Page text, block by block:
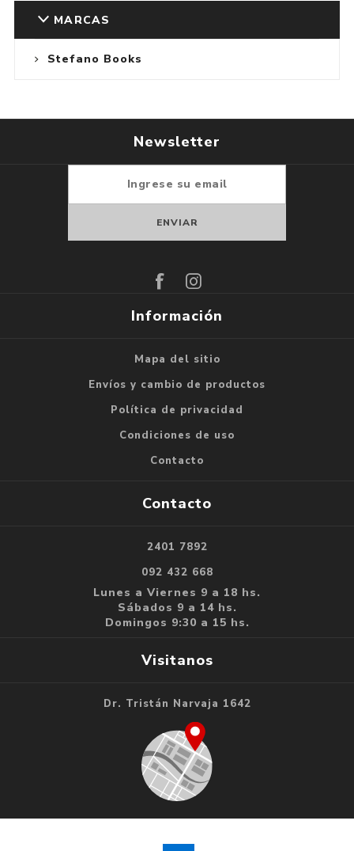
MARCAS
Stefano Books
Newsletter
Información
Mapa del sitio
Envíos y cambio de productos
Política de privacidad
Condiciones de uso
Contacto
Contacto
2401 7892
092 432 668
Lunes a Viernes 9 a 18 hs.
Sábados 9 a 14 hs.
Domingos 9:30 a 15 hs.
Visitanos
Dr. Tristán Narvaja 1642